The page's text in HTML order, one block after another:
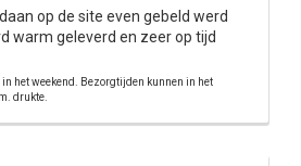
op de site even gebeld werd
warm geleverd en zeer op tijd
het weekend. Bezorgtijden kunnen in het
drukte.